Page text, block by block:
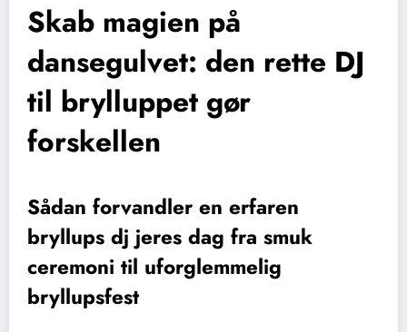
Skab magien på
dansegulvet: den rette DJ
til brylluppet gør
forskellen
Sådan forvandler en erfaren
bryllups dj jeres dag fra smuk
ceremoni til uforglemmelig
bryllupsfest